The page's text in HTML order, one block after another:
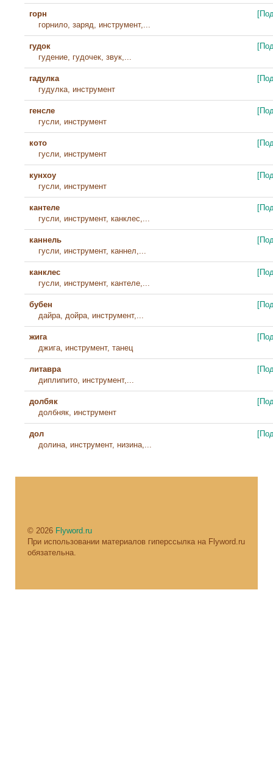
горн
горнило, заряд, инструмент,...
гудок
гудение, гудочек, звук,...
гадулка
гудулка, инструмент
генсле
гусли, инструмент
кото
гусли, инструмент
кунхоу
гусли, инструмент
кантеле
гусли, инструмент, канклес,...
каннель
гусли, инструмент, каннел,...
канклес
гусли, инструмент, кантеле,...
бубен
дайра, дойра, инструмент,...
жига
джига, инструмент, танец
литавра
диплипито, инструмент,...
долбяк
долбняк, инструмент
дол
долина, инструмент, низина,...
© 2026 Flyword.ru
При использовании материалов гиперссылка на Flyword.ru
обязательна.